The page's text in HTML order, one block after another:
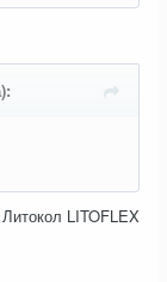
LITOFLEX